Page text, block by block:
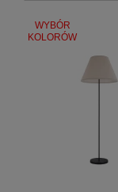
WYBÓR
KOLORÓW